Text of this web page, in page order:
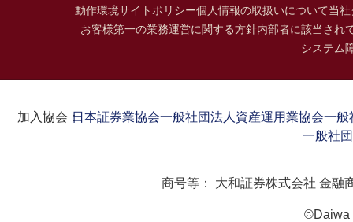
動作環境サイトポリシー個人情報の取扱いについて当
お客様第一の業務運営に関する方針内部者に該当され
システム
加入協会：日本証券業協会一般社団法人資産運用業協会一般
一般社
商号等： 大和証券株式会社 金融
©Daiwa